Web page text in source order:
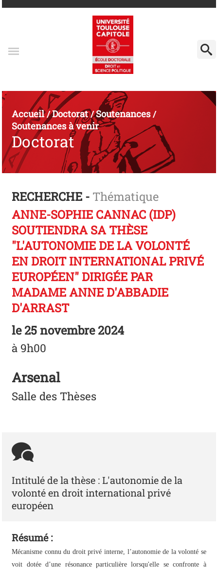
Accueil/Doctorat/Soutenances/
Soutenances à venir
Doctorat
RECHERCHE - Thématique
ANNE-SOPHIE CANNAC (IDP)
SOUTIENDRA SA THÈSE
"L'AUTONOMIE DE LA VOLONTÉ
EN DROIT INTERNATIONAL PRIVÉ
EUROPÉEN" DIRIGÉE PAR
MADAME ANNE D'ABBADIE
D'ARRAST
le25 novembre 2024
à 9h00
Arsenal
Salle des Thèses
Intitulé de la thèse : L'autonomie de la
volonté en droit international privé
européen
Résumé :
Mécanisme connu du droit privé interne, l’autonomie de la volonté se
voit dotée d’une résonance particulière lorsqu'elle se confronte à